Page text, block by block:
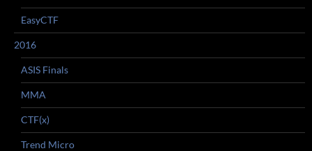
EasyCTF
2016
ASIS Finals
MMA
CTF(x)
Trend Micro